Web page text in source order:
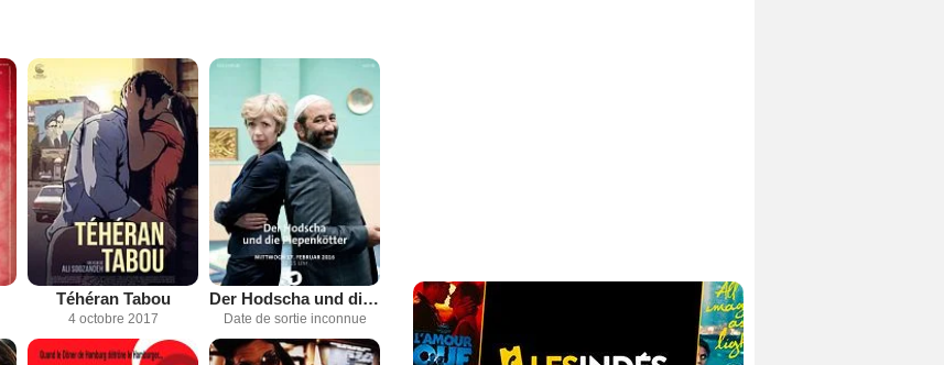
Téhéran Tabou
4 octobre 2017
Der Hodscha und die Piepenkötter
Date de sortie inconnue